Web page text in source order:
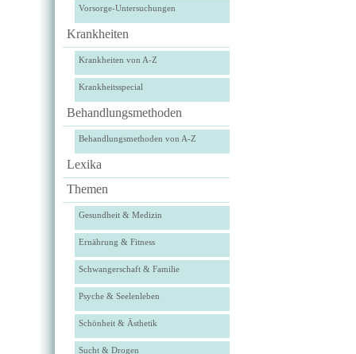
Vorsorge-Untersuchungen
Krankheiten
Krankheiten von A-Z
Krankheitsspecial
Behandlungsmethoden
Behandlungsmethoden von A-Z
Lexika
Themen
Gesundheit & Medizin
Ernährung & Fitness
Schwangerschaft & Familie
Psyche & Seelenleben
Schönheit & Ästhetik
Sucht & Drogen